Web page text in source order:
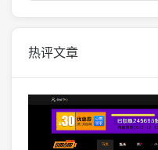
热评文章